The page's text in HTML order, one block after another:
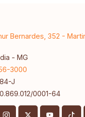
Bernardes, 352 -
- MG
3000
J
0001-64